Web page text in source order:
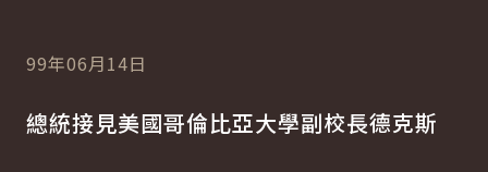
99年06月14日
總統接見美國哥倫比亞大學副校長德克斯